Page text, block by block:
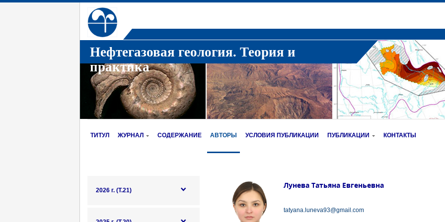
Нефтегазовая геология. Теория и
практика
ТИТУЛ ЖУРНАЛ СОДЕРЖАНИЕ АВТОРЫ УСЛОВИЯ ПУБЛИКАЦИИ ПУБЛИКАЦИИ КОНТАКТЫ
2026 г. (Т.21)
Лунева Татьяна Евгеньевна
tatyana.luneva93@gmail.com